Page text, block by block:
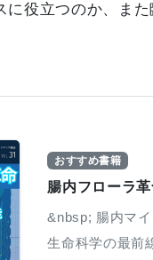
に役立つのか、ま
おすすめ書籍
腸内フローラ
&nbsp; 腸内マ
生命科学の最前